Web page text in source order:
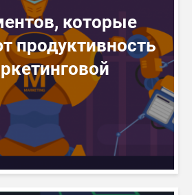
которые
продуктивность